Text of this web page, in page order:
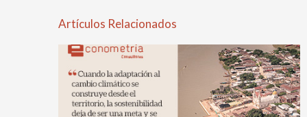
Artículos Relacionados